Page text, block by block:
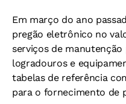
Em março do ano
pregão eletrônico no
serviços de
logradouros e
tabelas de referência
para o fornecimento de